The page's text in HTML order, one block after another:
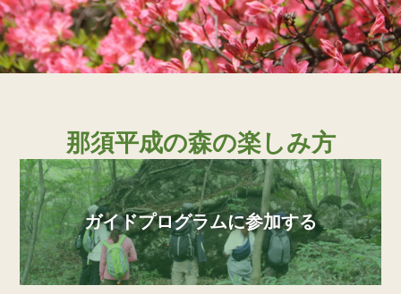
那須平成の森の楽しみ方
ガイドプログラムに参加する